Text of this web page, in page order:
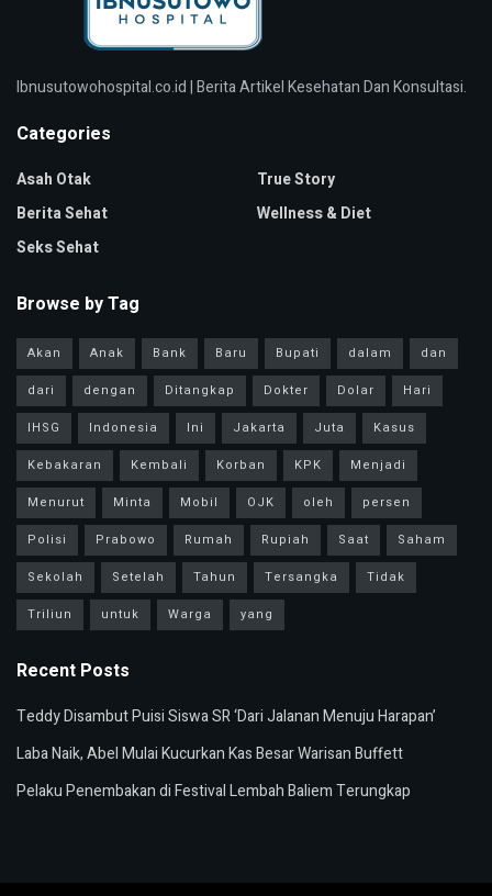
Ibnusutowohospital.co.id | Berita Artikel Kesehatan Dan Konsultasi.
Categories
Asah Otak
Berita Sehat
Seks Sehat
True Story
Wellness & Diet
Browse by Tag
Akan Anak Bank Baru Bupati dalam
dan
dari
dengan Ditangkap Dokter Dolar
Hari
IHSG
Indonesia Ini Jakarta Juta
Kasus
Kebakaran
Kembali Korban KPK
Menjadi
Menurut
Minta Mobil OJK oleh
persen
Polisi
Prabowo Rumah Rupiah Saat
Saham
Sekolah
Setelah Tahun Tersangka
Tidak
Triliun
untuk Warga yang
Recent Posts
Teddy Disambut Puisi Siswa SR ‘Dari Jalanan Menuju Harapan’
Laba Naik, Abel Mulai Kucurkan Kas Besar Warisan Buffett
Pelaku Penembakan di Festival Lembah Baliem Terungkap